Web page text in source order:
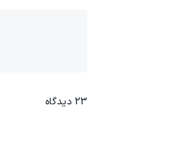
23 دیدگاه